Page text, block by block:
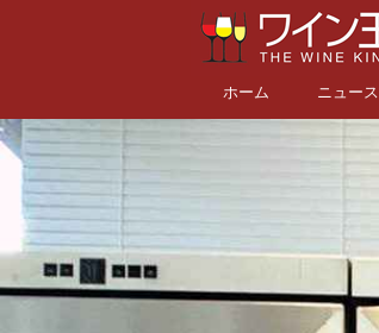
ホーム ニュース